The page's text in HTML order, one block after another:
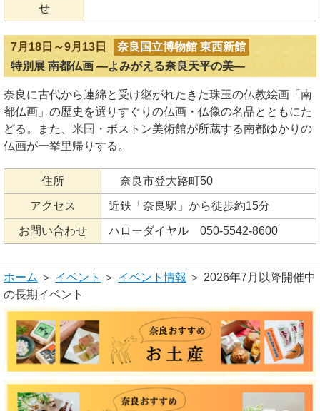
せ
7月18日～9月13日
奈良国立博物館 東西新館
特別展 南都仏画 ―よみがえる奈良天平の美―
奈良に古代から連綿と受け継がれたきた珠玉の仏教絵画「南
都仏画」の歴史を選りすぐりの仏画・仏像の名品とともにた
どる。また、米国・ボストン美術館が所蔵する南都ゆかりの
仏画が一挙里帰りする。
住所 奈良市登大路町50
アクセス 近鉄「奈良駅」から徒歩約15分
お問い合わせ ハローダイヤル 050-5542-8600
ホーム ＞ イベント ＞ イベント情報 ＞ 2026年7月以降開催中
の長期イベント